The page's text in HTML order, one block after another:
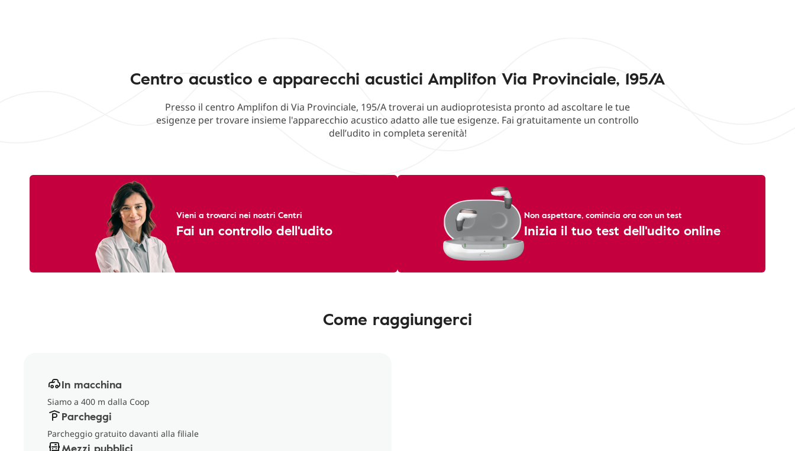
Centro acustico e apparecchi acustici Amplifon Via Provinciale, 195/A
Presso il centro Amplifon di Via Provinciale, 195/A troverai un audioprotesista pronto ad ascoltare le tue
esigenze per trovare insieme l'apparecchio acustico adatto alle tue esigenze. Fai gratuitamente un controllo
dell’udito in completa serenità!
Vieni a trovarci nei nostri Centri
Fai un controllo dell'udito
Non aspettare, comincia ora con un test
Inizia il tuo test dell'udito online
Come raggiungerci
In macchina
Siamo a 400 m dalla Coop
Parcheggi
Parcheggio gratuito davanti alla filiale